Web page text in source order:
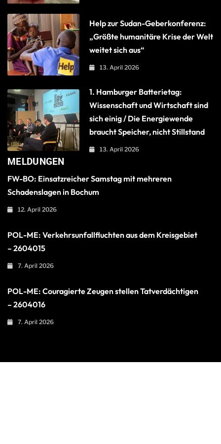
Help zur Sudan-Geberkonferenz:
„Größte humanitäre Krise der Welt
weitet sich aus“
13. April 2026
1. Hamburger Batterietag:
Wissenschaft und Wirtschaft sind
sich einig / Die Energiewende
braucht Speicher, nicht Stillstand
13. April 2026
MELDUNGEN
FW-BO: Einsatzreicher Samstag mit mehreren
Schadenslagen in Bochum
12. April 2026
POL-ME: Verkehrsunfallfluchten aus dem Kreisgebiet
– 2604015
7. April 2026
POL-ME: Couragierte Zeugen stellen Tatverdächtigen
– 2604016
7. April 2026